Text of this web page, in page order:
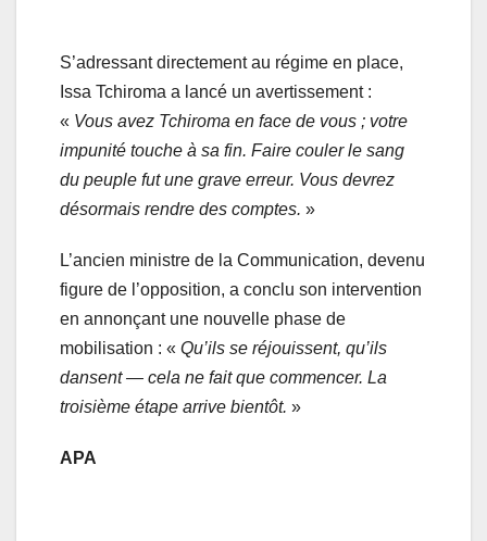
S’adressant directement au régime en place,
Issa Tchiroma a lancé un avertissement :
« Vous avez Tchiroma en face de vous ; votre
impunité touche à sa fin. Faire couler le sang
du peuple fut une grave erreur. Vous devrez
désormais rendre des comptes. »
L’ancien ministre de la Communication, devenu
figure de l’opposition, a conclu son intervention
en annonçant une nouvelle phase de
mobilisation : « Qu’ils se réjouissent, qu’ils
dansent — cela ne fait que commencer. La
troisième étape arrive bientôt. »
APA